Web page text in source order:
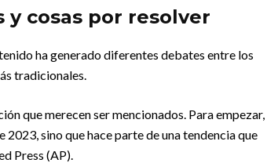
y cosas por resolver
ha generado diferentes debates entre los
tradicionales.
que merecen ser mencionados. Para empezar,
sino que hace parte de una tendencia que
Press (AP).